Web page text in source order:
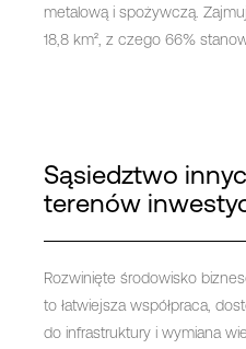
metalową i spożywczą.
18,8 km², z czego 66%
Sąsiedztwo
terenów
Rozwinięte środowisko
to łatwiejsza współpraca,
do infrastruktury i wymiana